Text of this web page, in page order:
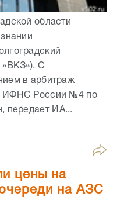
области
«ВКЗ»). С
в арбитраж
ИФНС России №4 по
передает ИА...
цены на
на АЗС